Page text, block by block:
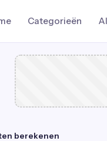
Categorieën
berekenen